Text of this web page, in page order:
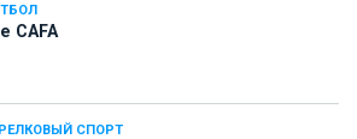
СAFA
СПОРТ